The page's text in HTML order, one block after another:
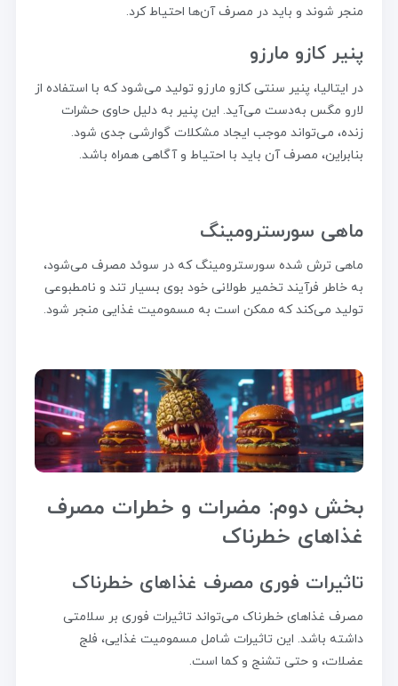
منجر شوند و باید در مصرف آن‌ها احتیاط کرد.
پنیر کازو مارزو
در ایتالیا، پنیر سنتی کازو مارزو تولید می‌شود که با استفاده از
لارو مگس به‌دست می‌آید. این پنیر به دلیل حاوی حشرات
زنده، می‌تواند موجب ایجاد مشکلات گوارشی جدی شود.
بنابراین، مصرف آن باید با احتیاط و آگاهی همراه باشد.
ماهی سورسترومینگ
ماهی ترش شده سورسترومینگ که در سوئد مصرف می‌شود،
به خاطر فرآیند تخمیر طولانی خود بوی بسیار تند و نامطبوعی
تولید می‌کند که ممکن است به مسمومیت غذایی منجر شود.
بخش دوم: مضرات و خطرات مصرف
غذاهای خطرناک
تاثیرات فوری مصرف غذاهای خطرناک
مصرف غذاهای خطرناک می‌تواند تاثیرات فوری بر سلامتی
داشته باشد. این تاثیرات شامل مسمومیت غذایی، فلج
عضلات، و حتی تشنج و کما است.